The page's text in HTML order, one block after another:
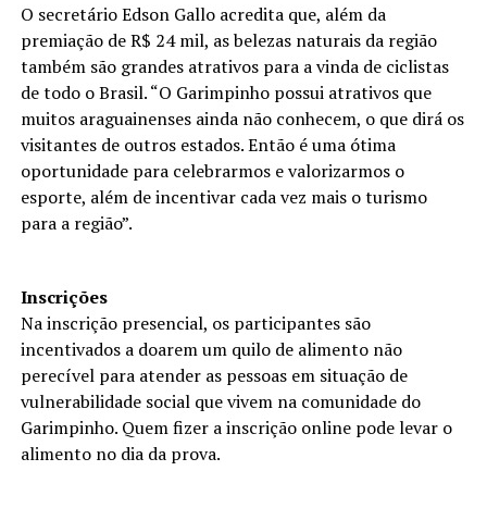
O secretário Edson Gallo acredita que, além da
premiação de R$ 24 mil, as belezas naturais da região
também são grandes atrativos para a vinda de ciclistas
de todo o Brasil. “O Garimpinho possui atrativos que
muitos araguainenses ainda não conhecem, o que dirá os
visitantes de outros estados. Então é uma ótima
oportunidade para celebrarmos e valorizarmos o
esporte, além de incentivar cada vez mais o turismo
para a região”.
Inscrições
Na inscrição presencial, os participantes são
incentivados a doarem um quilo de alimento não
perecível para atender as pessoas em situação de
vulnerabilidade social que vivem na comunidade do
Garimpinho. Quem fizer a inscrição online pode levar o
alimento no dia da prova.